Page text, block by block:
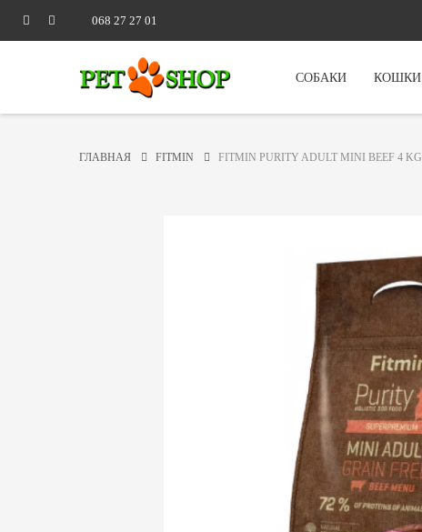
068 27 27 01
СОБАКИ КОШКИ
ГЛАВНАЯ FITMIN FITMIN PURITY ADULT MINI BEEF 4 KG